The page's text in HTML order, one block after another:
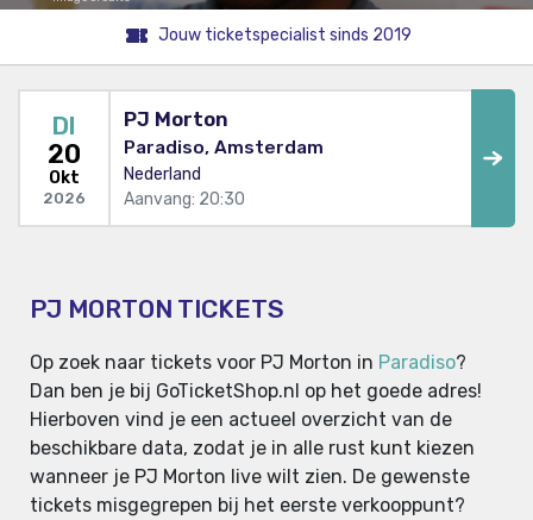
Jouw ticketspecialist sinds 2019
DI
20
Okt
2026
PJ Morton
Paradiso, Amsterdam
Nederland
Aanvang: 20:30
PJ MORTON TICKETS
Op zoek naar tickets voor PJ Morton in Paradiso?
Dan ben je bij GoTicketShop.nl op het goede adres!
Hierboven vind je een actueel overzicht van de
beschikbare data, zodat je in alle rust kunt kiezen
wanneer je PJ Morton live wilt zien. De gewenste
tickets misgegrepen bij het eerste verkooppunt?